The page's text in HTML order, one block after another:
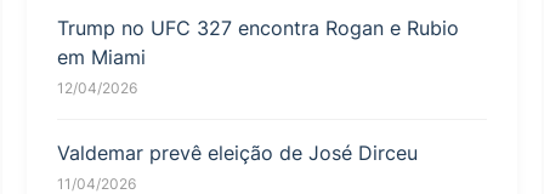
Trump no UFC 327 encontra Rogan e Rubio
em Miami
12/04/2026
Valdemar prevê eleição de José Dirceu
11/04/2026